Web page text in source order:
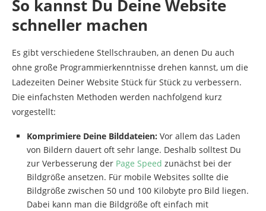
So kannst Du Deine Website
schneller machen
Es gibt verschiedene Stellschrauben, an denen Du auch
ohne große Programmierkenntnisse drehen kannst, um die
Ladezeiten Deiner Website Stück für Stück zu verbessern.
Die einfachsten Methoden werden nachfolgend kurz
vorgestellt:
Komprimiere Deine Bilddateien: Vor allem das Laden
von Bildern dauert oft sehr lange. Deshalb solltest Du
zur Verbesserung der Page Speed zunächst bei der
Bildgröße ansetzen. Für mobile Websites sollte die
Bildgröße zwischen 50 und 100 Kilobyte pro Bild liegen.
Dabei kann man die Bildgröße oft einfach mit